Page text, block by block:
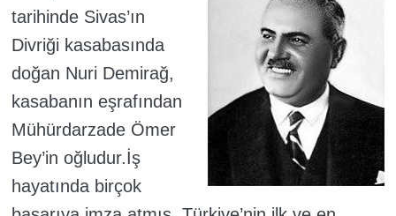
tarihinde Sivas’ın
Divriği kasabasında
doğan Nuri Demirağ,
kasabanın eşrafından
Mühürdarzade Ömer
Bey’in oğludur.İş
hayatında birçok